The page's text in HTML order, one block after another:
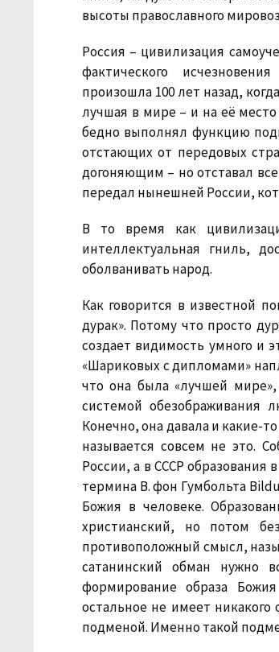
высоты православного
Россия – цивилизация
фактического
произошла 100 лет назад,
лучшая в мире – и на её место
бедно выполнял функцию
отстающих от передовых
догоняющим – но отставал
передал нынешней России,
В то время как
интеллектуальная гниль,
оболванивать народ.
Как говорится в известной
дурак». Потому что просто
создает видимость умного и
«Шариковых с дипломами»
что она была «лучшей
системой обезображивания
Конечно, она давала и какие-
называется совсем не это.
России, а в СССР образования
термина В. фон Гумбольта
Божия в человеке.
христианский, но потом
противоположный смысл,
сатанинский обман нужно
формирование образа
остальное не имеет
подменой. Именно такой